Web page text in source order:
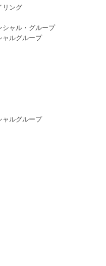
ング
シャル・グループ
ャルグループ
ャルグループ